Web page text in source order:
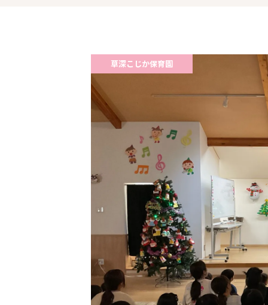
草深こじか保育園